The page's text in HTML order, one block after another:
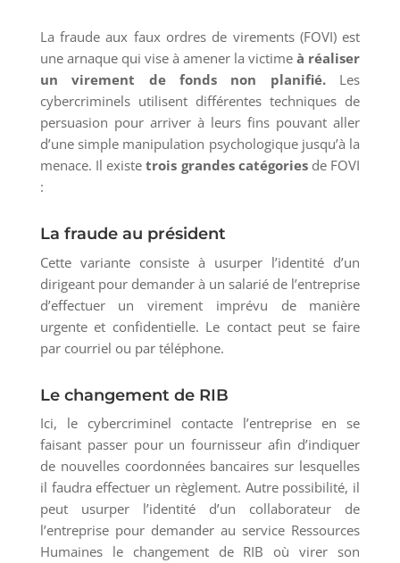
La fraude aux faux ordres de virements (FOVI) est
une arnaque qui vise à amener la victimeà réaliser
un virement de fonds non planifié.Les
cybercriminels utilisent différentes techniques de
persuasion pour arriver à leurs fins pouvant aller
d’une simple manipulation psychologique jusqu’à la
menace. Il existetrois grandes catégoriesde FOVI
:
La fraude au président
Cette variante consiste à usurper l’identité d’un
dirigeant pour demander à un salarié de l’entreprise
d’effectuer un virement imprévu de manière
urgente et confidentielle. Le contact peut se faire
par courriel ou par téléphone.
Le changement de RIB
Ici, le cybercriminel contacte l’entreprise en se
faisant passer pour un fournisseur afin d’indiquer
de nouvelles coordonnées bancaires sur lesquelles
il faudra effectuer un règlement. Autre possibilité, il
peut usurper l’identité d’un collaborateur de
l’entreprise pour demander au service Ressources
Humaines le changement de RIB où virer son